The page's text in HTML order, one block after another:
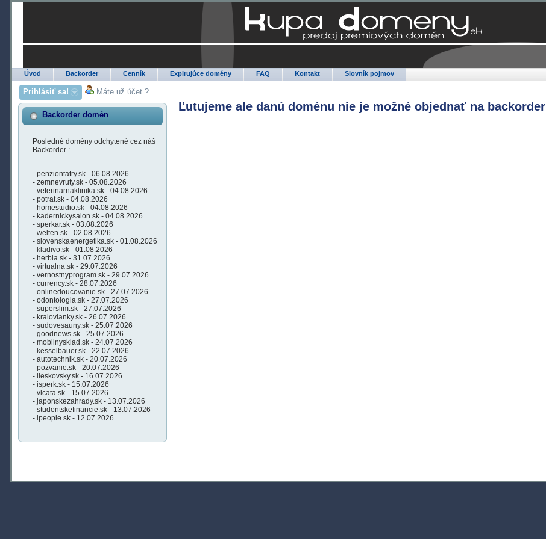
Úvod Backorder Cenník Expirujúce domény FAQ Kontakt Slovník pojmov
Prihlásiť sa! Máte už účet ?
Backorder domén
Posledné domény odchytené cez náš
Backorder :
- penziontatry.sk - 06.08.2026
- zemnevruty.sk - 05.08.2026
- veterinarnaklinika.sk - 04.08.2026
- potrat.sk - 04.08.2026
- homestudio.sk - 04.08.2026
- kadernickysalon.sk - 04.08.2026
- sperkar.sk - 03.08.2026
- welten.sk - 02.08.2026
- slovenskaenergetika.sk - 01.08.2026
- kladivo.sk - 01.08.2026
- herbia.sk - 31.07.2026
- virtualna.sk - 29.07.2026
- vernostnyprogram.sk - 29.07.2026
- currency.sk - 28.07.2026
- onlinedoucovanie.sk - 27.07.2026
- odontologia.sk - 27.07.2026
- superslim.sk - 27.07.2026
- kralovianky.sk - 26.07.2026
- sudovesauny.sk - 25.07.2026
- goodnews.sk - 25.07.2026
- mobilnysklad.sk - 24.07.2026
- kesselbauer.sk - 22.07.2026
- autotechnik.sk - 20.07.2026
- pozvanie.sk - 20.07.2026
- lieskovsky.sk - 16.07.2026
- isperk.sk - 15.07.2026
- vlcata.sk - 15.07.2026
- japonskezahrady.sk - 13.07.2026
- studentskefinancie.sk - 13.07.2026
- ipeople.sk - 12.07.2026
Ľutujeme ale danú doménu nie je možné objednať na backorder